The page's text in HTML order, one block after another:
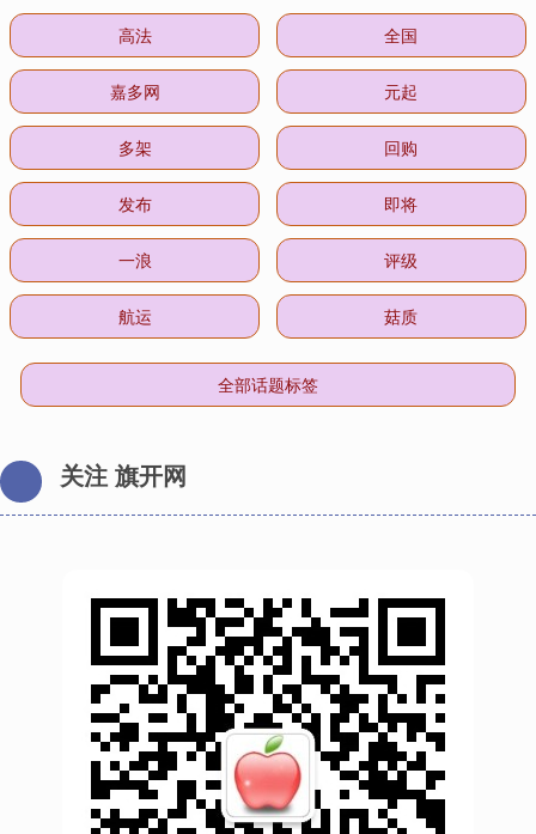
高法 全国
嘉多网 元起
多架 回购
发布 即将
一浪 评级
航运 菇质
全部话题标签
关注 旗开网